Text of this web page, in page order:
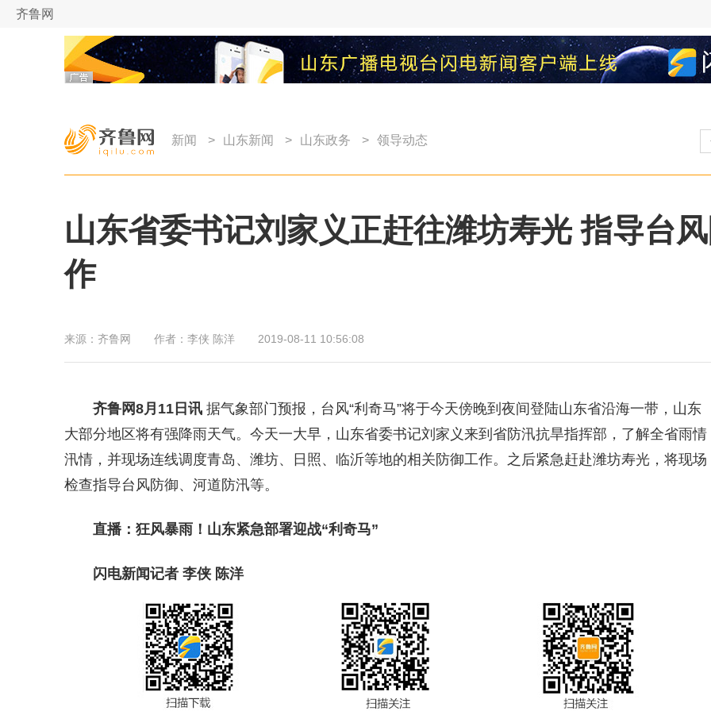
齐鲁网
新闻 > 山东新闻 > 山东政务 > 领导动态
山东省委书记刘家义正赶往潍坊寿光 指导台
作
来源： 齐鲁网 作者： 李侠 陈洋 2019-08-11 10:56:08
齐鲁网8月11日讯据气象部门预报，台风“利奇马”将于今天傍晚到夜间登陆山东省沿海一带，山东
大部分地区将有强降雨天气。今天一大早，山东省委书记刘家义来到省防汛抗旱指挥部，了解全省雨情
汛情，并现场连线调度青岛、潍坊、日照、临沂等地的相关防御工作。之后紧急赶赴潍坊寿光，将现场
检查指导台风防御、河道防汛等。
直播：狂风暴雨！山东紧急部署迎战“利奇马”
闪电新闻记者 李侠 陈洋